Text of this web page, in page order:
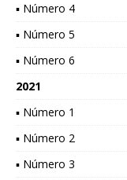
▪ Número 4
▪ Número 5
▪ Número 6
2021
▪ Número 1
▪ Número 2
▪ Número 3